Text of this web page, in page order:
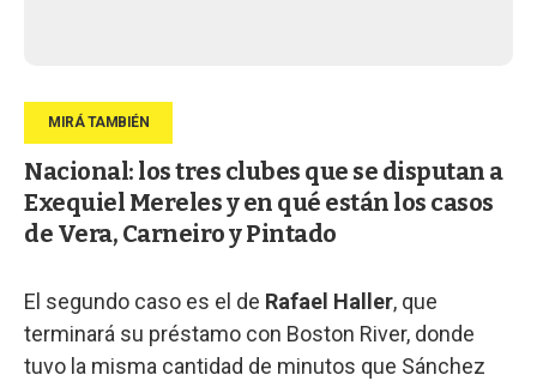
Nacional: los tres clubes que se disputan a
Exequiel Mereles y en qué están los casos
de Vera, Carneiro y Pintado
El segundo caso es el de Rafael Haller, que
terminará su préstamo con Boston River, donde
tuvo la misma cantidad de minutos que Sánchez